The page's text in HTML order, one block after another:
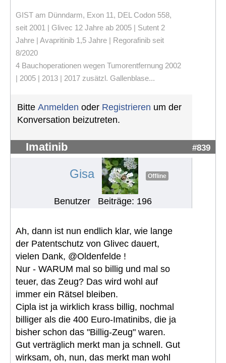
GIST am Dünndarm, Exon 11, DEL Codon 558,
seit 2001 | Glivec 12 Jahre ab 2005 | Sutent 2
Jahre | Avapritinib 1,5 Jahre | Regorafinib seit
8/2020
4 Bauchoperationen wegen Tumorentfernung 2002
| 2005 | 2013 | 2017 zusätzl. Gallenblase...
Bitte Anmelden oder Registrieren um der
Konversation beizutreten.
Imatinib #839
Gisa Offline
Benutzer Beiträge: 196
Ah, dann ist nun endlich klar, wie lange
der Patentschutz von Glivec dauert,
vielen Dank, @Oldenfelde !
Nur - WARUM mal so billig und mal so
teuer, das Zeug? Das wird wohl auf
immer ein Rätsel bleiben.
Cipla ist ja wirklich krass billig, nochmal
billiger als die 400 Euro-Imatinibs, die ja
bisher schon das "Billig-Zeug" waren.
Gut verträglich merkt man ja schnell. Gut
wirksam, oh, nun, das merkt man wohl